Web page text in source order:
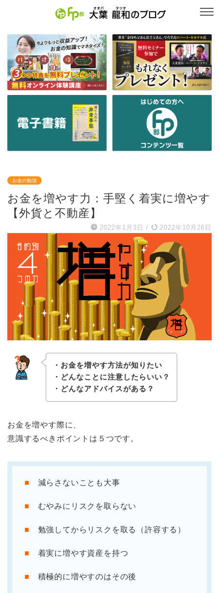
お金の勉強
お金を増やす力：手堅く着実に増やす
【外貨と不動産】
2022年1月3日 / 2022年10月26日
・お金を増やす方法が知りたい
・どんなことに注意したらいい？
・どんなアドバイスがある？
お金を増やす際に、
意識するべきポイントは５つです。
■ 減らさないことも大事
■ むやみにリスクを取らない
■ 勉強してからリスクを取る（許容する）
■ 着実に増やす資産を持つ
■ 積極的に増やすのはその後